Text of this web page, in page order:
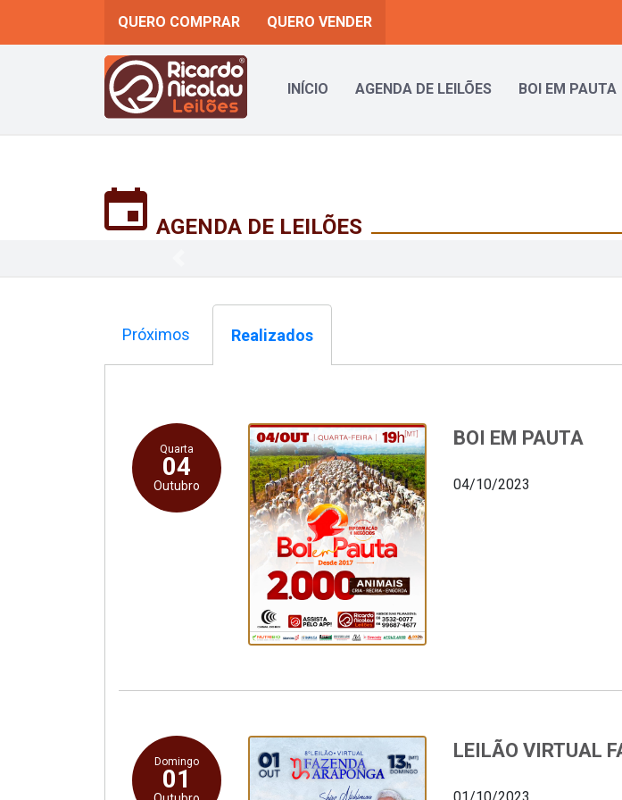
QUERO COMPRAR QUERO VENDER
INÍCIO AGENDA DE LEILÕES BOI EM PAUTA
AGENDA DE LEILÕES
Próximos Realizados
Quarta
04
Outubro
BOI EM PAUTA
04/10/2023
Domingo
01
LEILÃO VIRTUAL